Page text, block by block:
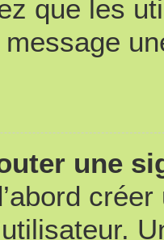
que les
une